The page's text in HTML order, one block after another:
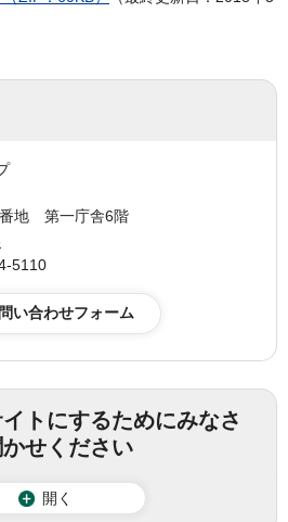
地 第一庁舎6階
5110
トにするためにみなさ
せください
開く